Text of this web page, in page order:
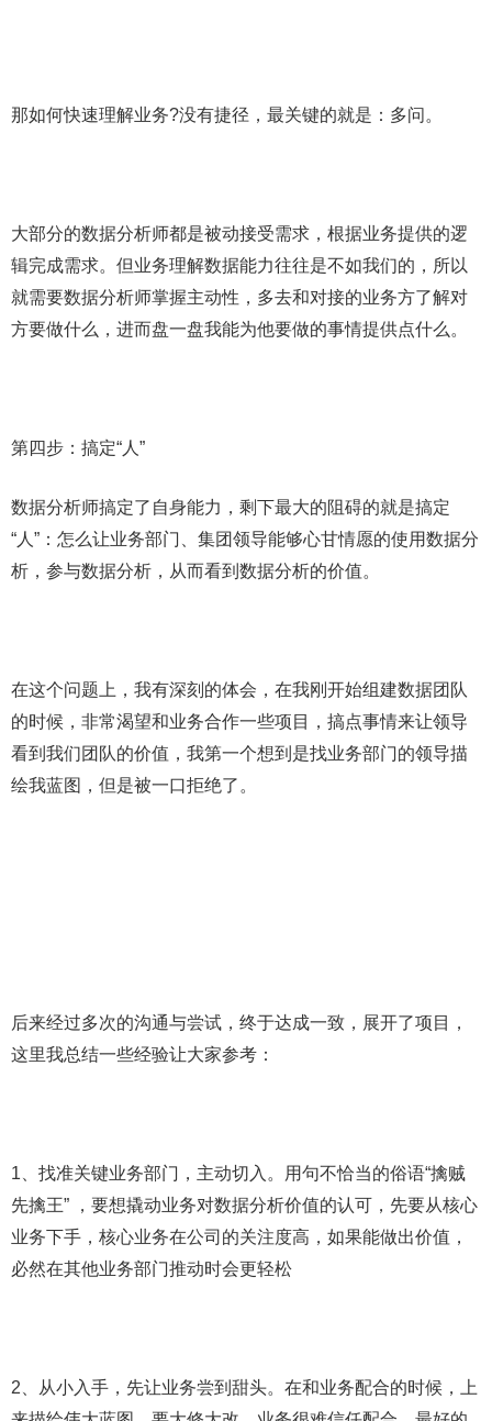
那如何快速理解业务?没有捷径，最关键的就是：多问。
大部分的数据分析师都是被动接受需求，根据业务提供的逻
辑完成需求。但业务理解数据能力往往是不如我们的，所以
就需要数据分析师掌握主动性，多去和对接的业务方了解对
方要做什么，进而盘一盘我能为他要做的事情提供点什么。
第四步：搞定“人”
数据分析师搞定了自身能力，剩下最大的阻碍的就是搞定
“人”：怎么让业务部门、集团领导能够心甘情愿的使用数据分
析，参与数据分析，从而看到数据分析的价值。
在这个问题上，我有深刻的体会，在我刚开始组建数据团队
的时候，非常渴望和业务合作一些项目，搞点事情来让领导
看到我们团队的价值，我第一个想到是找业务部门的领导描
绘我蓝图，但是被一口拒绝了。
后来经过多次的沟通与尝试，终于达成一致，展开了项目，
这里我总结一些经验让大家参考：
1、找准关键业务部门，主动切入。用句不恰当的俗语“擒贼
先擒王” ，要想撬动业务对数据分析价值的认可，先要从核心
业务下手，核心业务在公司的关注度高，如果能做出价值，
必然在其他业务部门推动时会更轻松
2、从小入手，先让业务尝到甜头。在和业务配合的时候，上